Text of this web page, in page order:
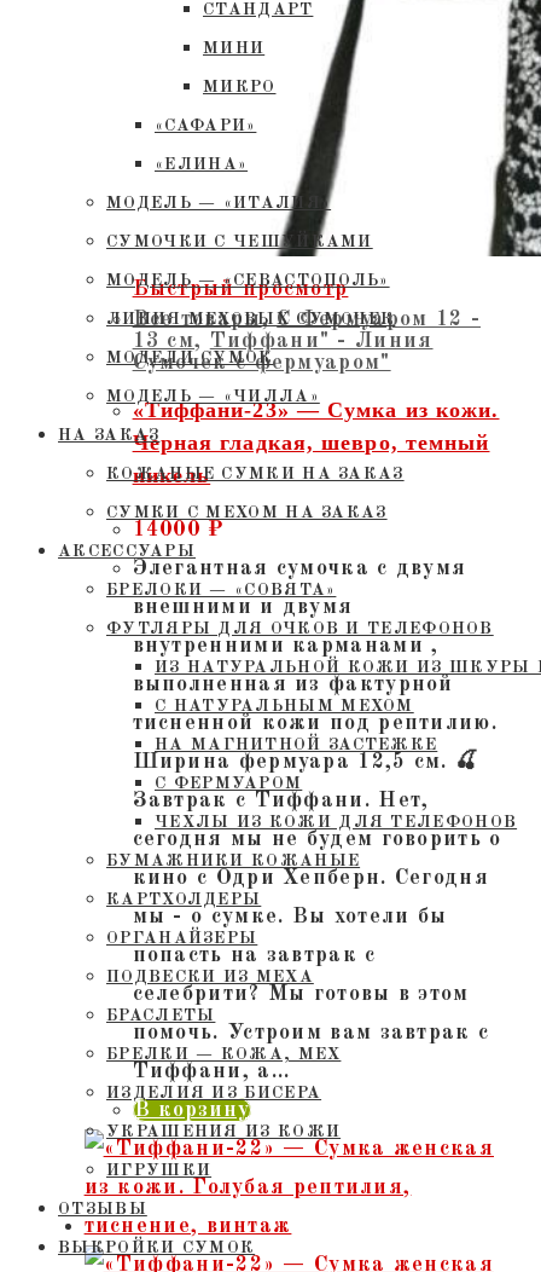
СТАНДАРТ
МИНИ
МИКРО
«САФАРИ»
«ЕЛИНА»
МОДЕЛЬ — «ИТАЛИЯ»
СУМОЧКИ С ЧЕШУЙКАМИ
МОДЕЛЬ — «СЕВАСТОПОЛЬ»
ЛИНИЯ МЕХОВЫХ СУМОЧЕК
МОДЕЛИ СУМОК
МОДЕЛЬ — «ЧИЛЛА»
НА ЗАКАЗ
КОЖАНЫЕ СУМКИ НА ЗАКАЗ
СУМКИ С МЕХОМ НА ЗАКАЗ
АКСЕССУАРЫ
БРЕЛОКИ — «СОВЯТА»
ФУТЛЯРЫ ДЛЯ ОЧКОВ И ТЕЛЕФОНОВ
ИЗ НАТУРАЛЬНОЙ КОЖИ ИЗ ШКУРЫ
С НАТУРАЛЬНЫМ МЕХОМ
НА МАГНИТНОЙ ЗАСТЕЖКЕ
С ФЕРМУАРОМ
ЧЕХЛЫ ИЗ КОЖИ ДЛЯ ТЕЛЕФОНОВ
БУМАЖНИКИ КОЖАНЫЕ
КАРТХОЛДЕРЫ
ОРГАНАЙЗЕРЫ
ПОДВЕСКИ ИЗ МЕХА
БРАСЛЕТЫ
БРЕЛКИ — КОЖА, МЕХ
ИЗДЕЛИЯ ИЗ БИСЕРА
УКРАШЕНИЯ ИЗ КОЖИ
ИГРУШКИ
ОТЗЫВЫ
ВЫКРОЙКИ СУМОК
Быстрый просмотр
Все товары,С Фермуаром 12 -
13 см, Тиффани" - Линия
Сумочек с фермуаром"
«Тиффани-23» — Сумка из кожи.
Черная гладкая, шевро, темный
никель
14000 ₽
Элегантная сумочка с двумя
внешними и двумя
внутренними карманами ,
выполненная из фактурной
тисненной кожи под рептилию.
Ширина фермуара 12,5 см. 🍒
Завтрак с Тиффани. Нет,
сегодня мы не будем говорить о
кино с Одри Хепберн. Сегодня
мы - о сумке. Вы хотели бы
попасть на завтрак с
селебрити? Мы готовы в этом
помочь. Устроим вам завтрак с
Тиффани, а…
В корзину